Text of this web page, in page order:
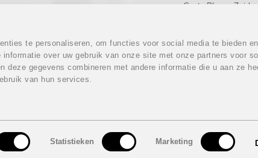
te personaliseren, om functies voor social media te bieden
over uw gebruik van onze site met onze partners voor
deze gegevens combineren met andere informatie die u aan ze
van hun services.
Statistieken Marketing
Costa Blanca Zuid
Costa del Sol
Costa Almeria
Costa Tropical
Costa Brava